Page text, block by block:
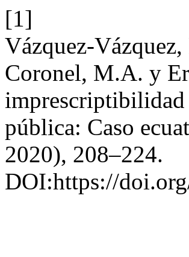
[1]
Vázquez-
Coronel, M.A. y
pública: Caso
2020), 208–224.
DOI:https://